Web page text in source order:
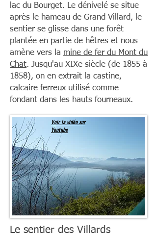
lac du Bourget. Le dénivelé se situe
après le hameau de Grand Villard, le
sentier se glisse dans une forêt
plantée en partie de hêtres et nous
amène vers la mine de fer du Mont du
Chat. Jusqu'au XIXe siècle (de 1855 à
1858), on en extrait la castine,
calcaire ferreux utilisé comme
fondant dans les hauts fourneaux.
Voir la vidéo sur
Youtube
Le sentier des Villards